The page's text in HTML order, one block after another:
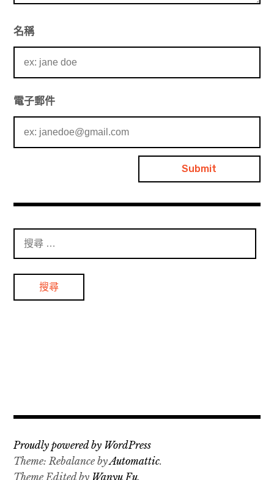
名稱
電子郵件
Proudly powered by WordPress
Theme: Rebalance byAutomattic.
Theme Edited by Wanyu Fu.